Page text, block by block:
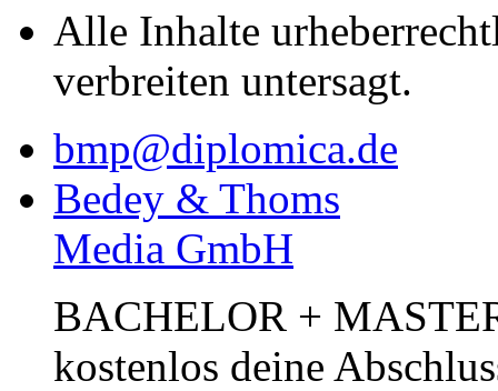
Alle Inhalte
verbreiten untersagt.
bmp@diplomica.de
Bedey & Thoms
Media GmbH
BACHELOR +
kostenlos deine